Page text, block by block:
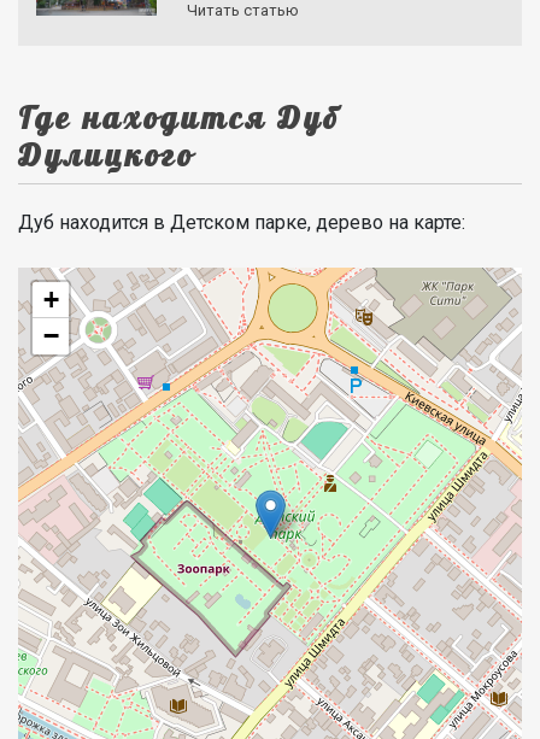
Читать статью
Где находится Дуб
Дулицкого
Дуб находится в Детском парке, дерево на карте:
+
−